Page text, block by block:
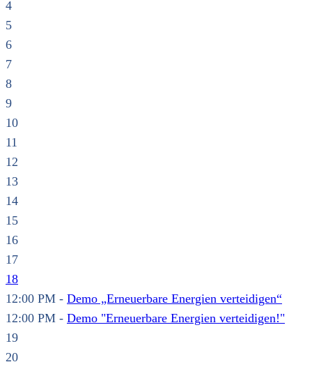
4
5
6
7
8
9
10
11
12
13
14
15
16
17
18
12:00 PM - Demo „Erneuerbare Energien verteidigen“
12:00 PM - Demo "Erneuerbare Energien verteidigen!"
19
20